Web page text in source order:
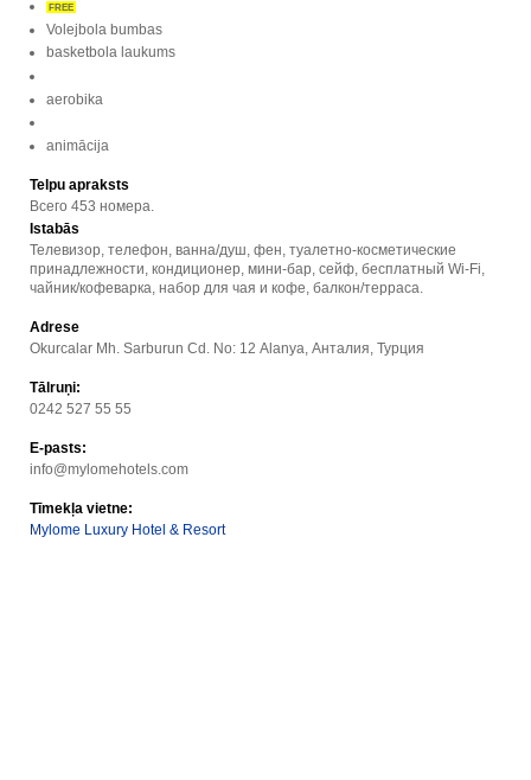
FREE
Volejbola bumbas
basketbola laukums
aerobika
animācija
Telpu apraksts
Всего 453 номера.
Istabās
Телевизор, телефон, ванна/душ, фен, туалетно-косметические
принадлежности, кондиционер, мини-бар, сейф, бесплатный Wi-Fi,
чайник/кофеварка, набор для чая и кофе, балкон/терраса.
Adrese
Okurcalar Mh. Sarburun Cd. No: 12 Alanya, Анталия, Турция
Tālruņi:
0242 527 55 55
E-pasts:
info@mylomehotels.com
Tīmekļa vietne:
Mylome Luxury Hotel & Resort